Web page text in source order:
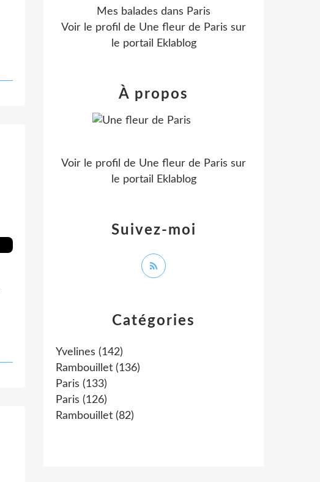
Catégories
Yvelines (142)
Rambouillet (136)
Paris (133)
Paris (126)
Rambouillet (82)
Mes balades dans Paris
Voir le profil de Une fleur de Paris sur
le portail Eklablog
Suivez-moi
À propos
Voir le profil de Une fleur de Paris sur
le portail Eklablog